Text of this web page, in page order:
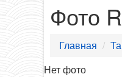
Фото
Главная
Нет фото